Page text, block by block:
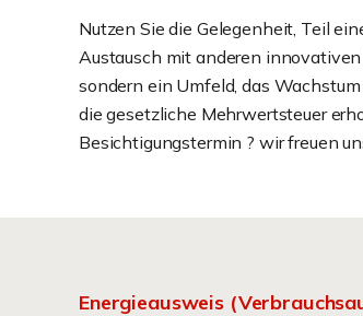
Nutzen Sie die Gelegenheit, Teil
Austausch mit anderen
sondern ein Umfeld, das
die gesetzliche Mehrwertsteuer
Besichtigungstermin ? wir freuen
Energieausweis